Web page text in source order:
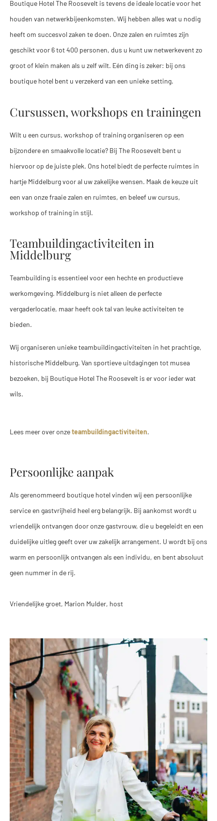
Boutique Hotel The Roosevelt is tevens de ideale locatie voor het
houden van netwerkbijeenkomsten. Wij hebben alles wat u nodig
heeft om succesvol zaken te doen. Onze zalen en ruimtes zijn
geschikt voor 6 tot 400 personen, dus u kunt uw netwerkevent zo
groot of klein maken als u zelf wilt. Eén ding is zeker: bij ons
boutique hotel bent u verzekerd van een unieke setting.
Cursussen, workshops en trainingen
Wilt u een cursus, workshop of training organiseren op een
bijzondere en smaakvolle locatie? Bij The Roosevelt bent u
hiervoor op de juiste plek. Ons hotel biedt de perfecte ruimtes in
hartje Middelburg voor al uw zakelijke wensen. Maak de keuze uit
een van onze fraaie zalen en ruimtes, en beleef uw cursus,
workshop of training in stijl.
Teambuildingactiviteiten in
Middelburg
Teambuilding is essentieel voor een hechte en productieve
werkomgeving. Middelburg is niet alleen de perfecte
vergaderlocatie, maar heeft ook tal van leuke activiteiten te
bieden.
Wij organiseren unieke teambuildingactiviteiten in het prachtige,
historische Middelburg. Van sportieve uitdagingen tot musea
bezoeken, bij Boutique Hotel The Roosevelt is er voor ieder wat
wils.
Lees meer over onzeteambuildingactiviteiten.
Persoonlijke aanpak
Als gerenommeerd boutique hotel vinden wij een persoonlijke
service en gastvrijheid heel erg belangrijk. Bij aankomst wordt u
vriendelijk ontvangen door onze gastvrouw, die u begeleidt en een
duidelijke uitleg geeft over uw zakelijk arrangement. U wordt bij ons
warm en persoonlijk ontvangen als een individu, en bent absoluut
geen nummer in de rij.
Vriendelijke groet, Marion Mulder, host